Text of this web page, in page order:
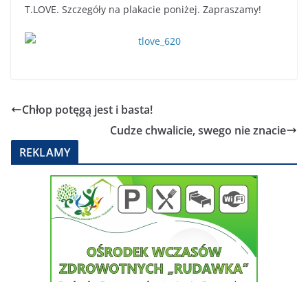
T.LOVE. Szczegóły na plakacie poniżej. Zapraszamy!
Chłop potęgą jest i basta!
Cudze chwalicie, swego nie znacie
REKLAMY